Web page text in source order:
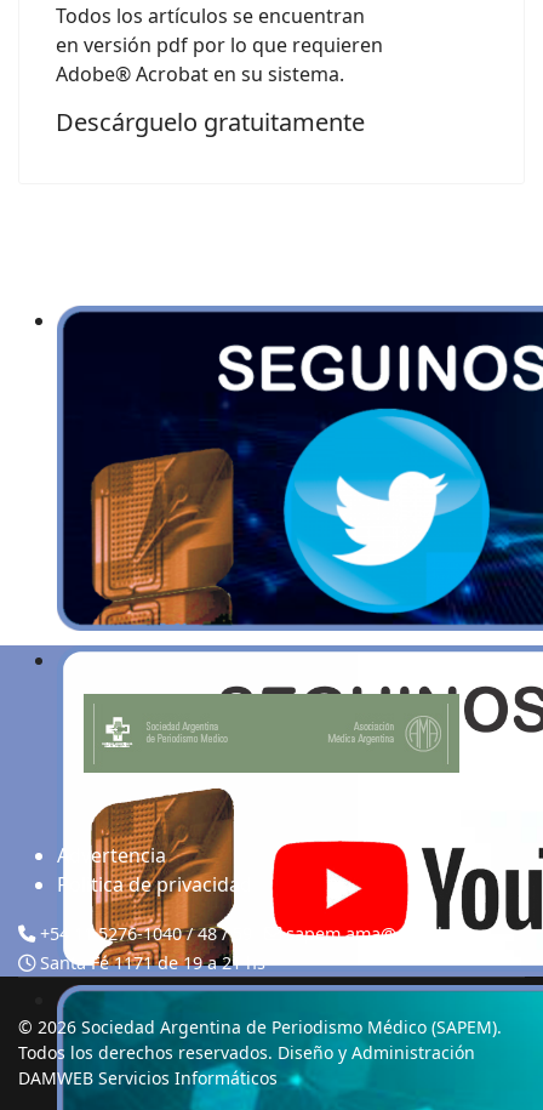
Todos los artículos se encuentran
en versión pdf por lo que requieren
Adobe® Acrobat en su sistema.
Descárguelo gratuitamente
Advertencia
Politica de privacidad
+54 11 5276-1040 / 48 / 59
sapem.ama@gmail.com
Santa Fé 1171 de 19 a 21 hs
© 2026 Sociedad Argentina de Periodismo Médico (SAPEM).
Todos los derechos reservados. Diseño y Administración
DAMWEB Servicios Informáticos